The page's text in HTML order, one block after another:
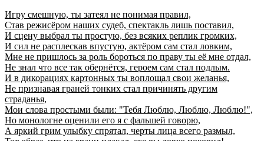
Игру смешную, ты затеял не понимая правил,
Став режисёром наших судеб, спектакль лишь поставил,
И сцену выбрал ты простую, без всяких реплик громких,
И сил не расплескав впустую, актёром сам стал ловким,
Мне не пришлось за роль бороться по праву ты её мне отдал,
Не знал что все так обернётся, героем сам стал подлым.
И в дикорациях картонных ты воплощал свои желанья,
Не признавая граней тонких стал причинять другим
страданья,
Мои слова простыми были: "Тебя Люблю, Люблю, Люблю!",
Но монологне оценили его я с фальшей говорю,
А яркий грим улыбку спрятал, черты лица всего размыл,